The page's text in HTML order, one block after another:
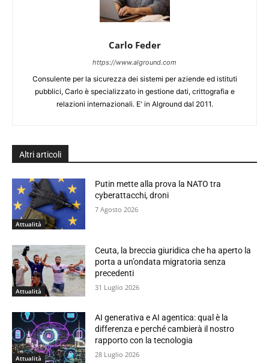
Carlo Feder
https://www.alground.com
Consulente per la sicurezza dei sistemi per aziende ed istituti
pubblici, Carlo è specializzato in gestione dati, crittografia e
relazioni internazionali. E' in Alground dal 2011.
Altri articoli
Attualità
Putin mette alla prova la NATO tra
cyberattacchi, droni
7 Agosto 2026
Attualità
Ceuta, la breccia giuridica che ha aperto la
porta a un’ondata migratoria senza
precedenti
31 Luglio 2026
Attualità
AI generativa e AI agentica: qual è la
differenza e perché cambierà il nostro
rapporto con la tecnologia
28 Luglio 2026